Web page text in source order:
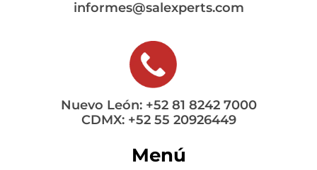
informes@salexperts.com
Nuevo León: +52 81 8242 7000
CDMX: +52 55 20926449
Menú